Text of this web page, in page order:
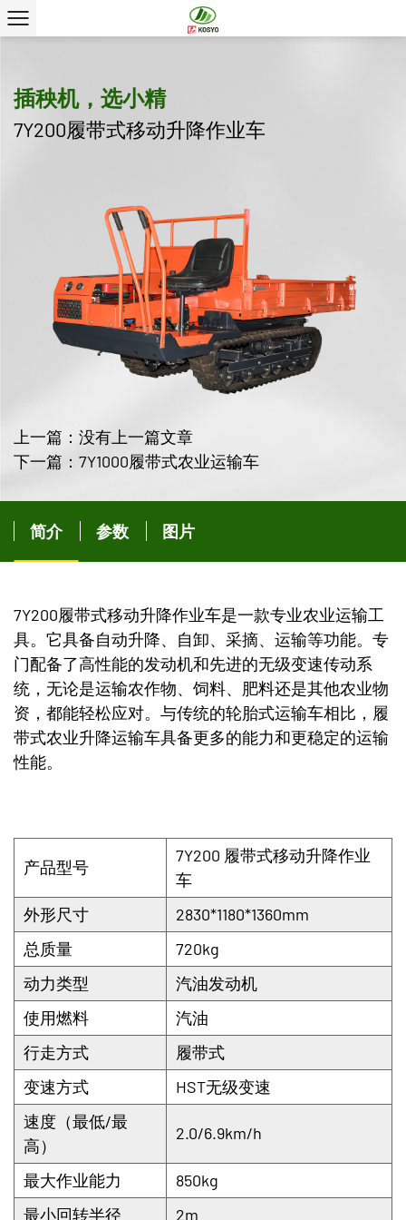
插秧机，选小精
7Y200履带式移动升降作业车
上一篇：没有上一篇文章
下一篇：7Y1000履带式农业运输车
简介 参数 图片
7Y200履带式移动升降作业车是一款专业农业运输工
具。它具备自动升降、自卸、采摘、运输等功能。专
门配备了高性能的发动机和先进的无级变速传动系
统，无论是运输农作物、饲料、肥料还是其他农业物
资，都能轻松应对。与传统的轮胎式运输车相比，履
带式农业升降运输车具备更多的能力和更稳定的运输
性能。
产品型号
7Y200 履带式移动升降作业
车
外形尺寸
2830*1180*1360mm
总质量
720kg
动力类型
汽油发动机
使用燃料
汽油
行走方式
履带式
变速方式
HST无级变速
速度（最低/最
高）
2.0/6.9km/h
最大作业能力
850kg
最小回转半径
2m